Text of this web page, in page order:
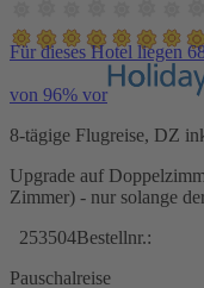
Für dieses Hotel liegen
von 96% vor
8-tägige Flugreise, DZ
Upgrade auf
Zimmer) - nur solange
253504Bestellnr.:
Pauschalreise